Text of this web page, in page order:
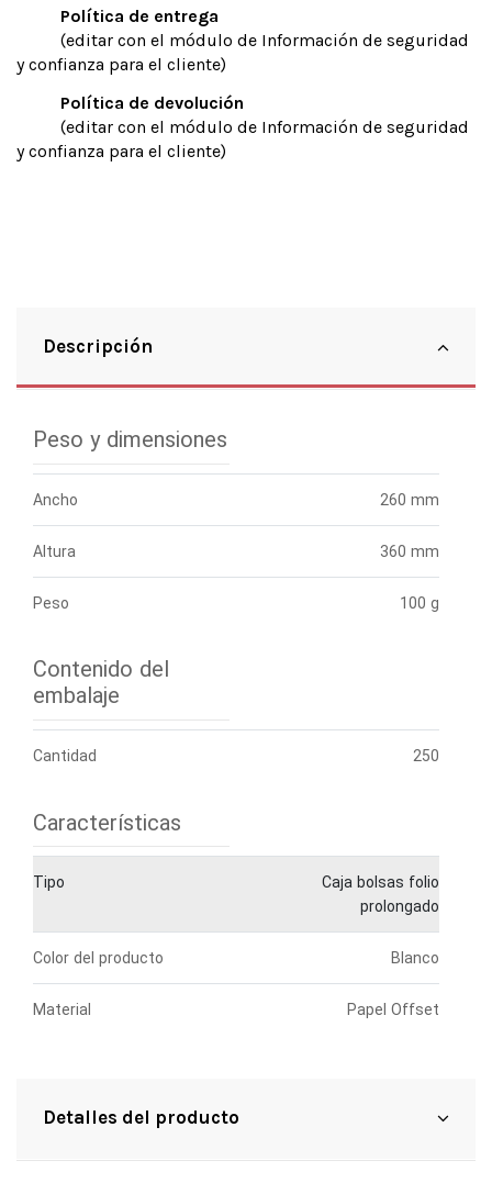
Política de entrega
(editar con el módulo de Información de seguridad
y confianza para el cliente)
Política de devolución
(editar con el módulo de Información de seguridad
y confianza para el cliente)
Descripción
Peso y dimensiones
Ancho 260 mm
Altura 360 mm
Peso 100 g
Contenido del
embalaje
Cantidad 250
Características
Tipo
Caja bolsas folio
prolongado
Color del producto Blanco
Material Papel Offset
Detalles del producto